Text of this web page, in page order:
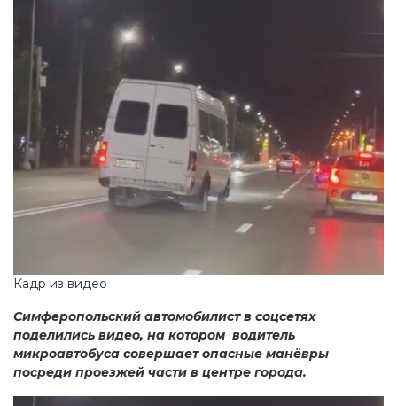
Кадр из видео
Симферопольский автомобилист в соцсетях
поделились видео, на котором водитель
микроавтобуса совершает опасные манёвры
посреди проезжей части в центре города.